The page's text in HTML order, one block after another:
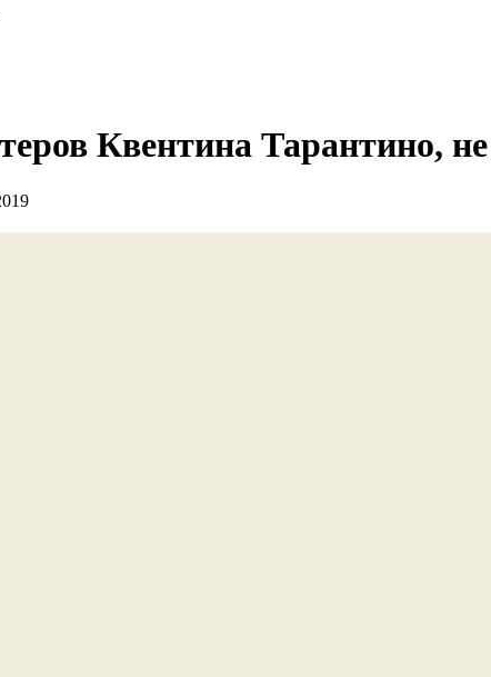
Квентина Тарантино,